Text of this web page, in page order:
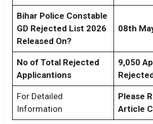
Bihar Police Constable
GD Rejected List 2026
Released On?
08th
No of Total Rejected
Applicantions
9,050
For Detailed
Information
Please
Article